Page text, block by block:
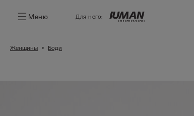
Меню Для него:
Женщины Боди